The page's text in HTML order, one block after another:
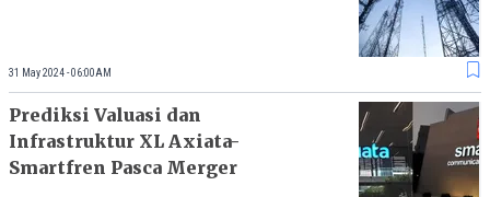
31 May 2024 - 06:00AM
Prediksi Valuasi dan
Infrastruktur XL Axiata-
Smartfren Pasca Merger